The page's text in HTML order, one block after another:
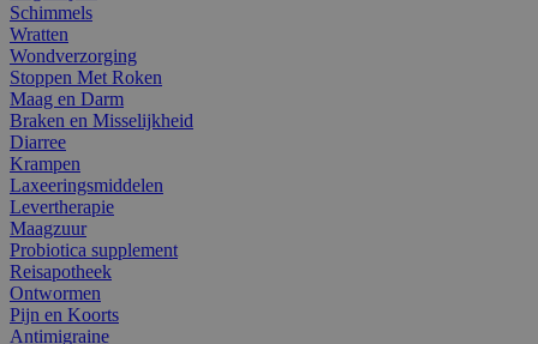
Schimmels
Wratten
Wondverzorging
Stoppen Met Roken
Maag en Darm
Braken en Misselijkheid
Diarree
Krampen
Laxeeringsmiddelen
Levertherapie
Maagzuur
Probiotica supplement
Reisapotheek
Ontwormen
Pijn en Koorts
Antimigraine